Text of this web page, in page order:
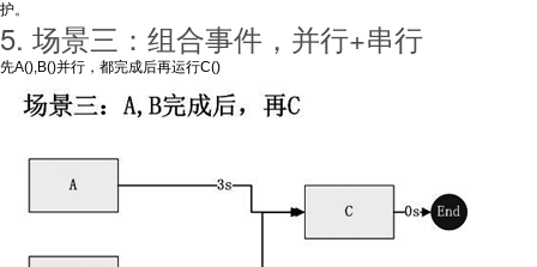
护。
5. 场景三：组合事件，并行+串行
先A(),B()并行，都完成后再运行C()